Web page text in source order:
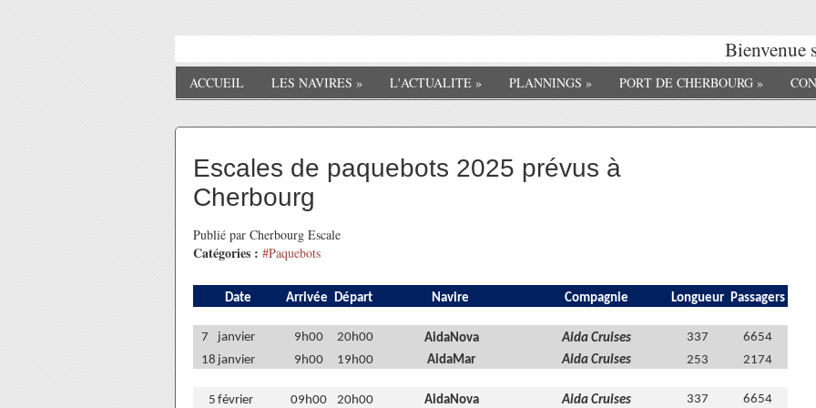
Bienvenue
ACCUEIL LES NAVIRES » L'ACTUALITE » PLANNINGS » PORT DE CHERBOURG »
Escales de paquebots 2025 prévus à
Cherbourg
Publié par Cherbourg Escale
Catégories : #Paquebots
Date Arrivée Départ Navire Compagnie Longueur Passagers
7 janvier 9h00 20h00 AidaNova Aida Cruises 337
6654
18 janvier 9h00 19h00 AidaMar Aida Cruises 253 2174
5 février 09h00 20h00 AidaNova Aida Cruises 337 6654